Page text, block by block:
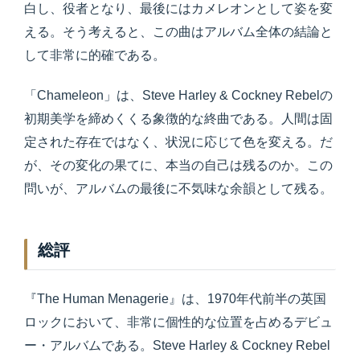
白し、役者となり、最後にはカメレオンとして姿を変
える。そう考えると、この曲はアルバム全体の結論と
して非常に的確である。
「Chameleon」は、Steve Harley & Cockney Rebelの
初期美学を締めくくる象徴的な終曲である。人間は固
定された存在ではなく、状況に応じて色を変える。だ
が、その変化の果てに、本当の自己は残るのか。この
問いが、アルバムの最後に不気味な余韻として残る。
総評
『The Human Menagerie』は、1970年代前半の英国
ロックにおいて、非常に個性的な位置を占めるデビュ
ー・アルバムである。Steve Harley & Cockney Rebel